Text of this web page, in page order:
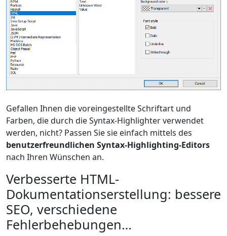
Gefallen Ihnen die voreingestellte Schriftart und
Farben, die durch die Syntax-Highlighter verwendet
werden, nicht? Passen Sie sie einfach mittels des
benutzerfreundlichen Syntax-Highlighting-Editors
nach Ihren Wünschen an.
Verbesserte HTML-
Dokumentationserstellung: bessere
SEO, verschiedene
Fehlerbehebungen…